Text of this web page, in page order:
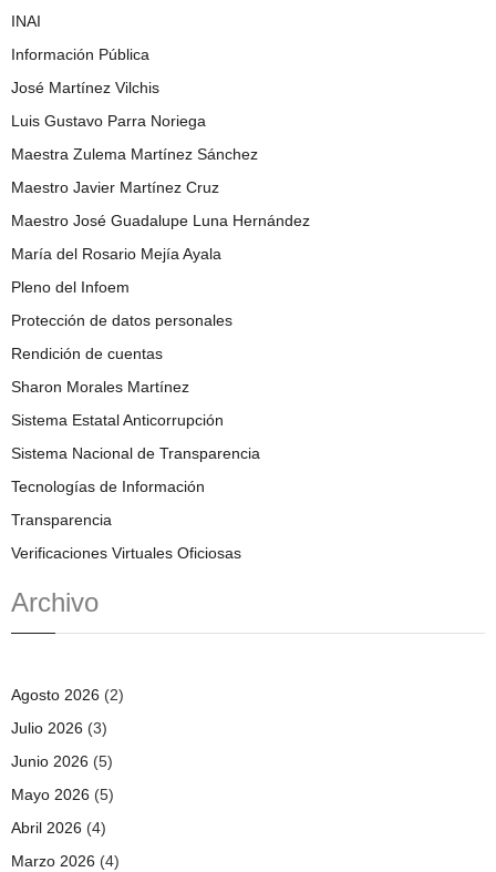
INAI
Información Pública
José Martínez Vilchis
Luis Gustavo Parra Noriega
Maestra Zulema Martínez Sánchez
Maestro Javier Martínez Cruz
Maestro José Guadalupe Luna Hernández
María del Rosario Mejía Ayala
Pleno del Infoem
Protección de datos personales
Rendición de cuentas
Sharon Morales Martínez
Sistema Estatal Anticorrupción
Sistema Nacional de Transparencia
Tecnologías de Información
Transparencia
Verificaciones Virtuales Oficiosas
Archivo
Agosto 2026 (2)
Julio 2026 (3)
Junio 2026 (5)
Mayo 2026 (5)
Abril 2026 (4)
Marzo 2026 (4)